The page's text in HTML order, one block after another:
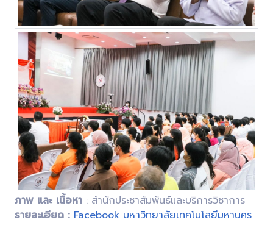
ภาพ และ เนื้อหา : สำนักประชาสัมพันธ์และบริการวิชาการ
รายละเอียด : Facebook มหาวิทยาลัยเทคโนโลยีมหานคร